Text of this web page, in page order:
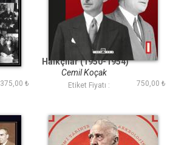
375,00 ₺
Demokratlar ve
Halkçılar (1950-1954)
Cemil Koçak
Etiket Fiyatı : 750,00 ₺